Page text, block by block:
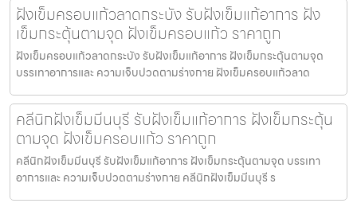
ฝังเข็มครอบแก้วลาดกระบัง รับฝังเข็มแก้อาการ ฝัง
เข็มกระตุ้นตามจุด ฝังเข็มครอบแก้ว ราคาถูก
ฝังเข็มครอบแก้วลาดกระบัง รับฝังเข็มแก้อาการ ฝังเข็มกระตุ้นตามจุด
บรรเทาอาการและ ความเจ็บปวดตามร่างกาย ฝังเข็มครอบแก้วลาด
คลีนิกฝังเข็มมีนบุรี รับฝังเข็มแก้อาการ ฝังเข็มกระตุ้น
ตามจุด ฝังเข็มครอบแก้ว ราคาถูก
คลีนิกฝังเข็มมีนบุรี รับฝังเข็มแก้อาการ ฝังเข็มกระตุ้นตามจุด บรรเทา
อาการและ ความเจ็บปวดตามร่างกาย คลีนิกฝังเข็มมีนบุรี ร